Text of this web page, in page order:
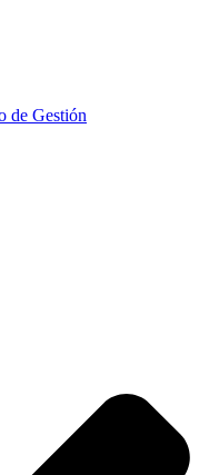
de Gestión